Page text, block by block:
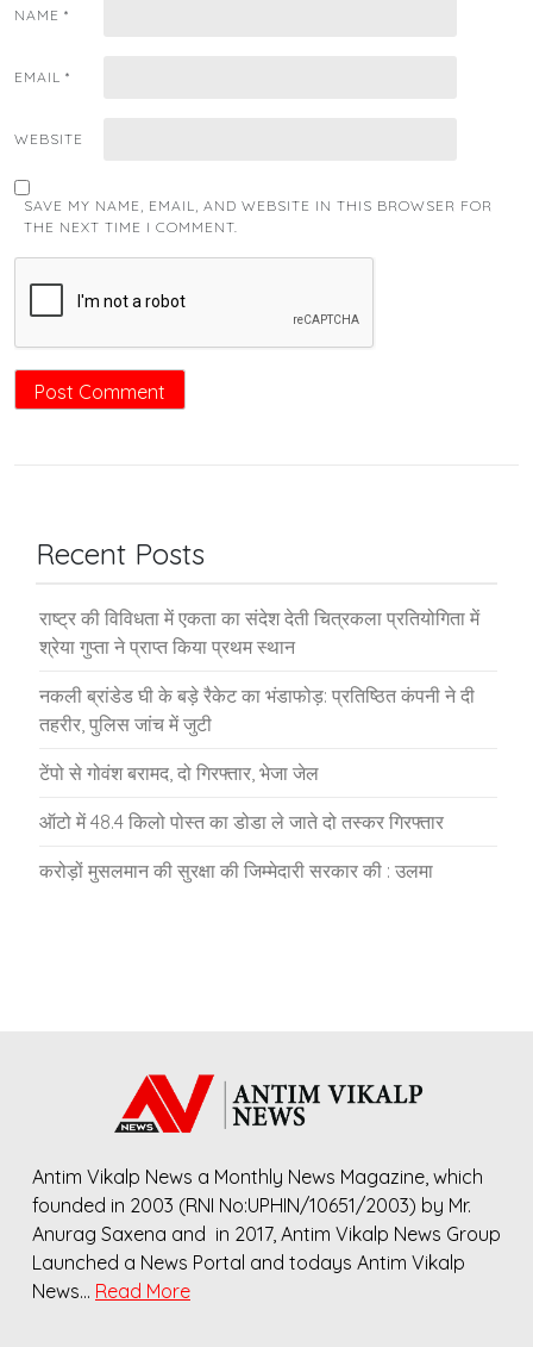
NAME *
EMAIL *
WEBSITE
SAVE MY NAME, EMAIL, AND WEBSITE IN THIS BROWSER FOR
THE NEXT TIME I COMMENT.
Recent Posts
राष्ट्र की विविधता में एकता का संदेश देती चित्रकला प्रतियोगिता में
श्रेया गुप्ता ने प्राप्त किया प्रथम स्थान
नकली ब्रांडेड घी के बड़े रैकेट का भंडाफोड़: प्रतिष्ठित कंपनी ने दी
तहरीर, पुलिस जांच में जुटी
टेंपो से गोवंश बरामद, दो गिरफ्तार, भेजा जेल
ऑटो में 48.4 किलो पोस्त का डोडा ले जाते दो तस्कर गिरफ्तार
करोड़ों मुसलमान की सुरक्षा की जिम्मेदारी सरकार की : उलमा
Antim Vikalp News a Monthly News Magazine, which
founded in 2003 (RNI No:UPHIN/10651/2003) by Mr.
Anurag Saxena and in 2017, Antim Vikalp News Group
Launched a News Portal and todays Antim Vikalp
News… Read More